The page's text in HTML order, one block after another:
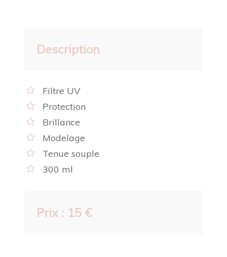
Description
Filtre UV
Protection
Brillance
Modelage
Tenue souple
300 ml
Prix : 15 €